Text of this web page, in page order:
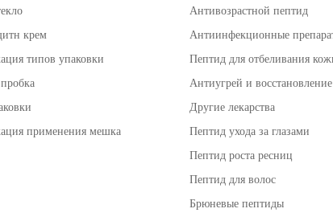
крем
типов упаковки
применения мешка
Антивозрастной пептид
Антиинфекционные
Пептид для отбеливания
Антиугрей и
Другие лекарства
Пептид ухода за глазами
Пептид роста ресниц
Пептид для волос
Брюневые пептиды